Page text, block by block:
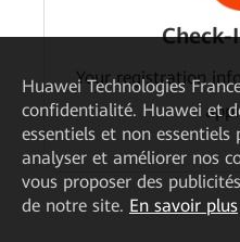
Check-
Your registration
Huawei Technologies
confidentialité. Huawei et
essentiels et non essentiels
analyser et améliorer nos
vous proposer des
de notre site. En savoir plus